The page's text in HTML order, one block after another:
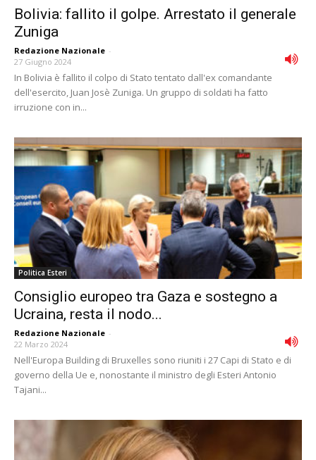
Bolivia: fallito il golpe. Arrestato il generale
Zuniga
Redazione Nazionale -
27 Giugno 2024
In Bolivia è fallito il colpo di Stato tentato dall'ex comandante
dell'esercito, Juan Josè Zuniga. Un gruppo di soldati ha fatto
irruzione con in...
Politica Esteri
Consiglio europeo tra Gaza e sostegno a
Ucraina, resta il nodo...
Redazione Nazionale -
22 Marzo 2024
Nell'Europa Building di Bruxelles sono riuniti i 27 Capi di Stato e di
governo della Ue e, nonostante il ministro degli Esteri Antonio
Tajani...